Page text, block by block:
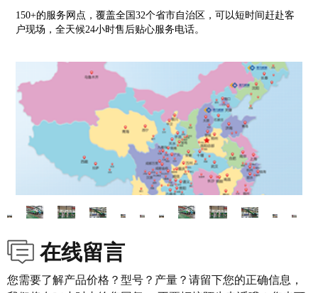
150+的服务网点，覆盖全国32个省市自治区，可以短时间赶赴客
户现场，全天候24小时售后贴心服务电话。
在线留言
您需要了解产品价格？型号？产量？请留下您的正确信息，